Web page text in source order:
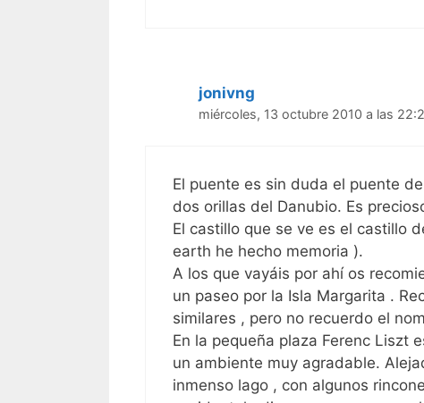
jonivng
miércoles, 13 octubre 2010 a las
El puente es sin duda el puente
dos orillas del Danubio. Es
El castillo que se ve es el castillo
earth he hecho memoria ).
A los que vayáis por ahí os
un paseo por la Isla Margarita .
similares , pero no recuerdo el
En la pequeña plaza Ferenc Liszt
un ambiente muy agradable.
inmenso lago , con algunos